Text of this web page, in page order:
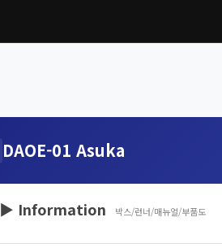
DAOE-01 Asuka
▶ Information 박스/런너/매뉴얼/부품도